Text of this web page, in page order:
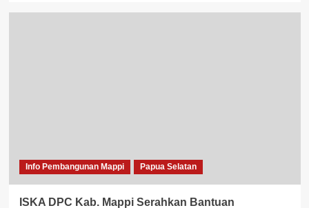
Info Pembangunan Mappi Papua Selatan
ISKA DPC Kab. Mappi Serahkan Bantuan